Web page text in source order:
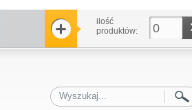
ilość
produktów:
0